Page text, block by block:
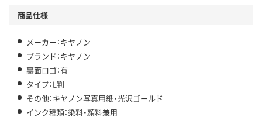
商品仕様
メーカー：キヤノン
ブランド：キヤノン
裏面ロゴ：有
タイプ：L判
その他：キヤノン写真用紙・光沢ゴールド
インク種類：染料・顔料兼用